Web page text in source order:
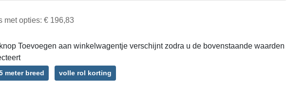
met opties: € 196,83
Toevoegen aan winkelwagentje verschijnt zodra u de bovenstaande waarden
meter breed volle rol korting